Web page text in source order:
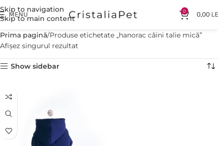
Skip to navigation
Skip to main content
MENU 0 0,00
Prima pagină Produse etichetate „hanorac câini talie mică”
Afișez singurul rezultat
Show sidebar